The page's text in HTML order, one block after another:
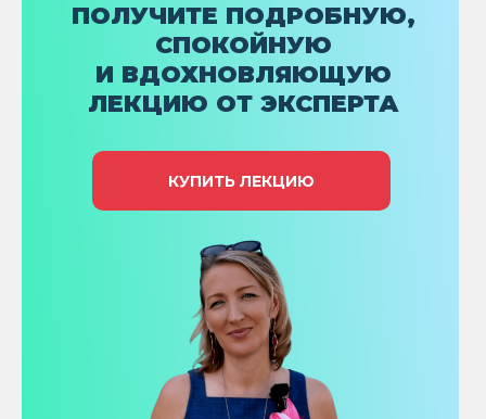
КУПИТЬ ЛЕКЦИЮ
ПОЛУЧИТЕ ПОДРОБНУЮ,
СПОКОЙНУЮ
И ВДОХНОВЛЯЮЩУЮ
ЛЕКЦИЮ ОТ ЭКСПЕРТА